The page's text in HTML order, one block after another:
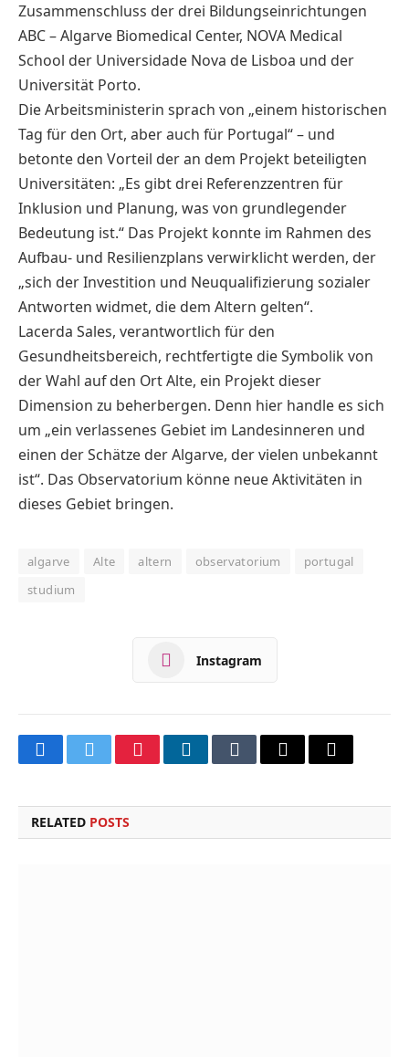
Zusammenschluss der drei Bildungseinrichtungen
ABC – Algarve Biomedical Center, NOVA Medical
School der Universidade Nova de Lisboa und der
Universität Porto.
Die Arbeitsministerin sprach von „einem historischen
Tag für den Ort, aber auch für Portugal“ – und
betonte den Vorteil der an dem Projekt beteiligten
Universitäten: „Es gibt drei Referenzzentren für
Inklusion und Planung, was von grundlegender
Bedeutung ist.“ Das Projekt konnte im Rahmen des
Aufbau- und Resilienzplans verwirklicht werden, der
„sich der Investition und Neuqualifizierung sozialer
Antworten widmet, die dem Altern gelten“.
Lacerda Sales, verantwortlich für den
Gesundheitsbereich, rechtfertigte die Symbolik von
der Wahl auf den Ort Alte, ein Projekt dieser
Dimension zu beherbergen. Denn hier handle es sich
um „ein verlassenes Gebiet im Landesinneren und
einen der Schätze der Algarve, der vielen unbekannt
ist“. Das Observatorium könne neue Aktivitäten in
dieses Gebiet bringen.
algarve Alte altern observatorium
portugal
studium
Instagram
FacebookTwitterPinterestLinkedInTumblrEmail
Copy
RELATED POSTS